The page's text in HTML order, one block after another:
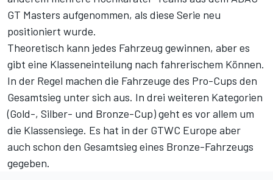
GT Masters aufgenommen, als diese Serie neu
positioniert wurde.
Theoretisch kann jedes Fahrzeug gewinnen, aber es
gibt eine Klasseneinteilung nach fahrerischem Können.
In der Regel machen die Fahrzeuge des Pro-Cups den
Gesamtsieg unter sich aus. In drei weiteren Kategorien
(Gold-, Silber- und Bronze-Cup) geht es vor allem um
die Klassensiege. Es hat in der GTWC Europe aber
auch schon den Gesamtsieg eines Bronze-Fahrzeugs
gegeben.